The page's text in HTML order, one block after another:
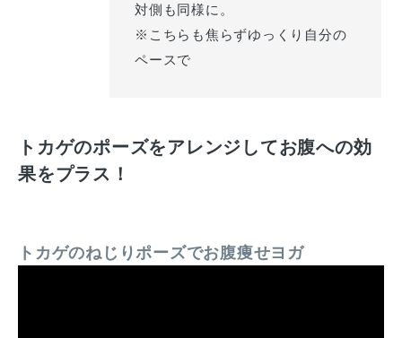
対側も同様に。
※こちらも焦らずゆっくり自分の
ペースで
トカゲのポーズをアレンジしてお腹への効
果をプラス！
トカゲのねじりポーズでお腹痩せヨガ